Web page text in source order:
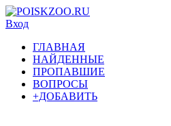
Вход
ГЛАВНАЯ
НАЙДЕННЫЕ
ПРОПАВШИЕ
ВОПРОСЫ
+ДОБАВИТЬ